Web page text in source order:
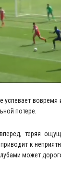
успевает вовремя
потере.
теряя
к
может